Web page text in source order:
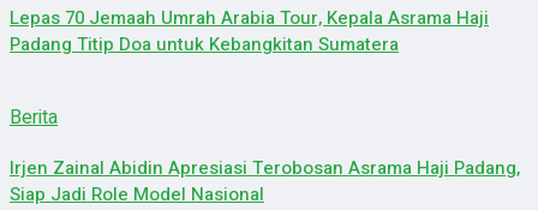
Lepas 70 Jemaah Umrah Arabia Tour, Kepala Asrama Haji
Padang Titip Doa untuk Kebangkitan Sumatera
Berita
Irjen Zainal Abidin Apresiasi Terobosan Asrama Haji Padang,
Siap Jadi Role Model Nasional